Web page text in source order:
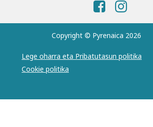
Copyright © Pyrenaica 2026
Lege oharra eta Pribatutasun politika
Cookie politika